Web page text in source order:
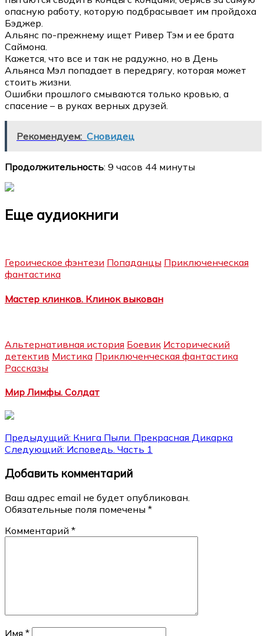
опасную работу, которую подбрасывает им пройдоха
Бэджер.
Альянс по-прежнему ищет Ривер Тэм и ее брата
Саймона.
Кажется, что все и так не радужно, но в День
Альянса Мэл попадает в передрягу, которая может
стоить жизни.
Ошибки прошлого смываются только кровью, а
спасение – в руках верных друзей.
Рекомендуем: Сновидец
Продолжительность: 9 часов 44 минуты
Еще аудиокниги
Героическое фэнтези Попаданцы Приключенческая
фантастика
Мастер клинков. Клинок выкован
Альтернативная история Боевик Исторический
детектив Мистика Приключенческая фантастика
Рассказы
Мир Лимфы. Солдат
Навигация
по
записям
Предыдущий: Книга Пыли. Прекрасная Дикарка
Следующий: Исповедь. Часть 1
Добавить комментарий
Ваш адрес email не будет опубликован.
Обязательные поля помечены *
Комментарий *
Имя *